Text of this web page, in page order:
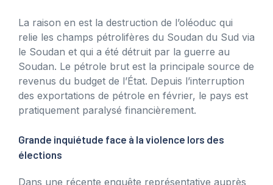
La raison en est la destruction de l’oléoduc qui
relie les champs pétrolifères du Soudan du Sud via
le Soudan et qui a été détruit par la guerre au
Soudan. Le pétrole brut est la principale source de
revenus du budget de l’État. Depuis l’interruption
des exportations de pétrole en février, le pays est
pratiquement paralysé financièrement.
Grande inquiétude face à la violence lors des
élections
Dans une récente enquête représentative auprès